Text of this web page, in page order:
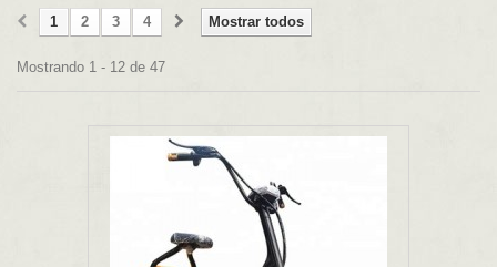
Mostrar todos
1 2 3 4
Mostrando 1 - 12 de 47